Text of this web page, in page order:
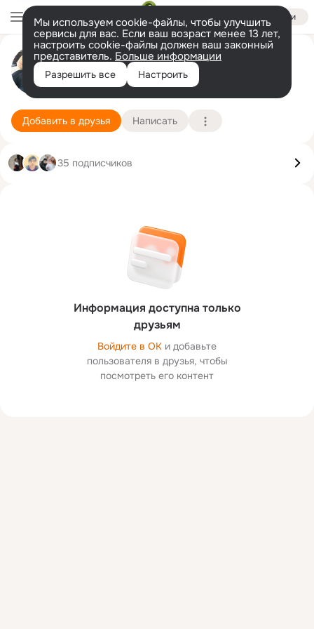
Войти
Мы используем cookie-файлы, чтобы улучшить
сервисы для вас. Если ваш возраст менее 13 лет,
настроить cookie-файлы должен ваш законный
представитель. Больше информации
Разрешить все Настроить
Анвар Айханумка
Нижневартовск
8 декабря (35 лет)
Подробнее
Добавить в друзья Написать
Информация доступна только
друзьям
Войдите в ОК и добавьте
пользователя в друзья, чтобы
посмотреть его контент
35 подписчиков